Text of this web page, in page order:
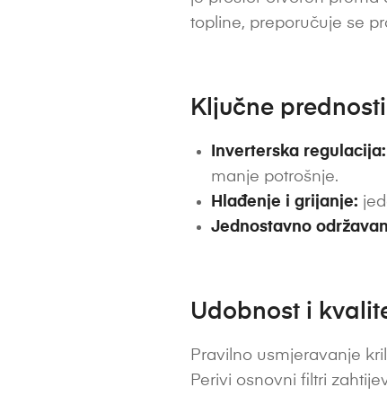
topline, preporučuje se
Ključne prednosti
Inverterska regulacija:
manje potrošnje.
Hlađenje i grijanje:
Jednostavno
Udobnost i
Pravilno usmjeravanje
Perivi osnovni filtri